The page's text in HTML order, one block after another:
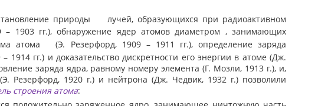
природы
лучей, образующихся при радиоактивном
– 1903 гг.), обнаружение ядер атомов диаметром , занимающих
атома
(Э. Резерфорд, 1909 – 1911 гг.), определение заряда
1914 гг.) и доказательство дискретности его энергии в атоме (Дж.
заряда ядра, равному номеру элемента (Г. Мозли, 1913 г.), и,
Резерфорд, 1920 г.) и нейтрона (Дж. Чедвик, 1932 г.) позволили
строения атома: